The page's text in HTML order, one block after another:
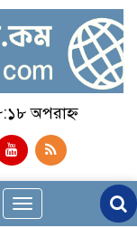
অপরাহ্ন
Toggle